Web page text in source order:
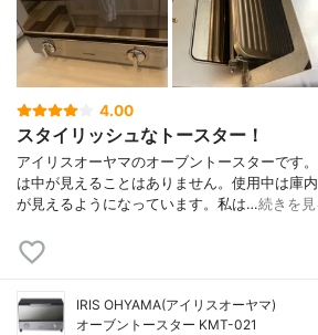
4.00
スタイリッシュなトースター！
アイリスオーヤマのオーブントースターです
は中が見えることはありません。使用中は庫
が見えるようになっています。私は…続きを見
IRIS OHYAMA(アイリスオーヤマ)
オーブントースター KMT-021